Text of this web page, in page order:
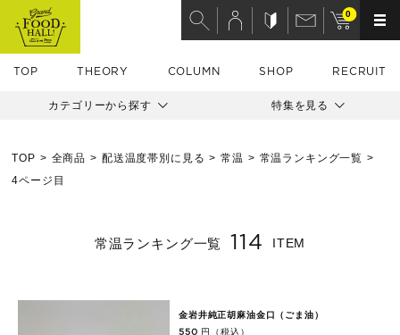
TOP THEORY COLUMN SHOP RECRUIT
0
カテゴリーから探す 特集を見る
TOP 全商品 配送温度帯別に見る 常温
常温ランキング一覧
4ページ目
常温ランキング一覧 114 ITEM
金岩井純正胡麻油金口（ごま油）
550 円（税込）